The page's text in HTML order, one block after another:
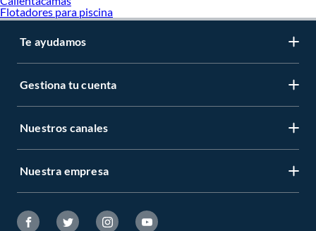
Flotadores para piscina
Te ayudamos
Gestiona tu cuenta
Nuestros canales
Nuestra empresa